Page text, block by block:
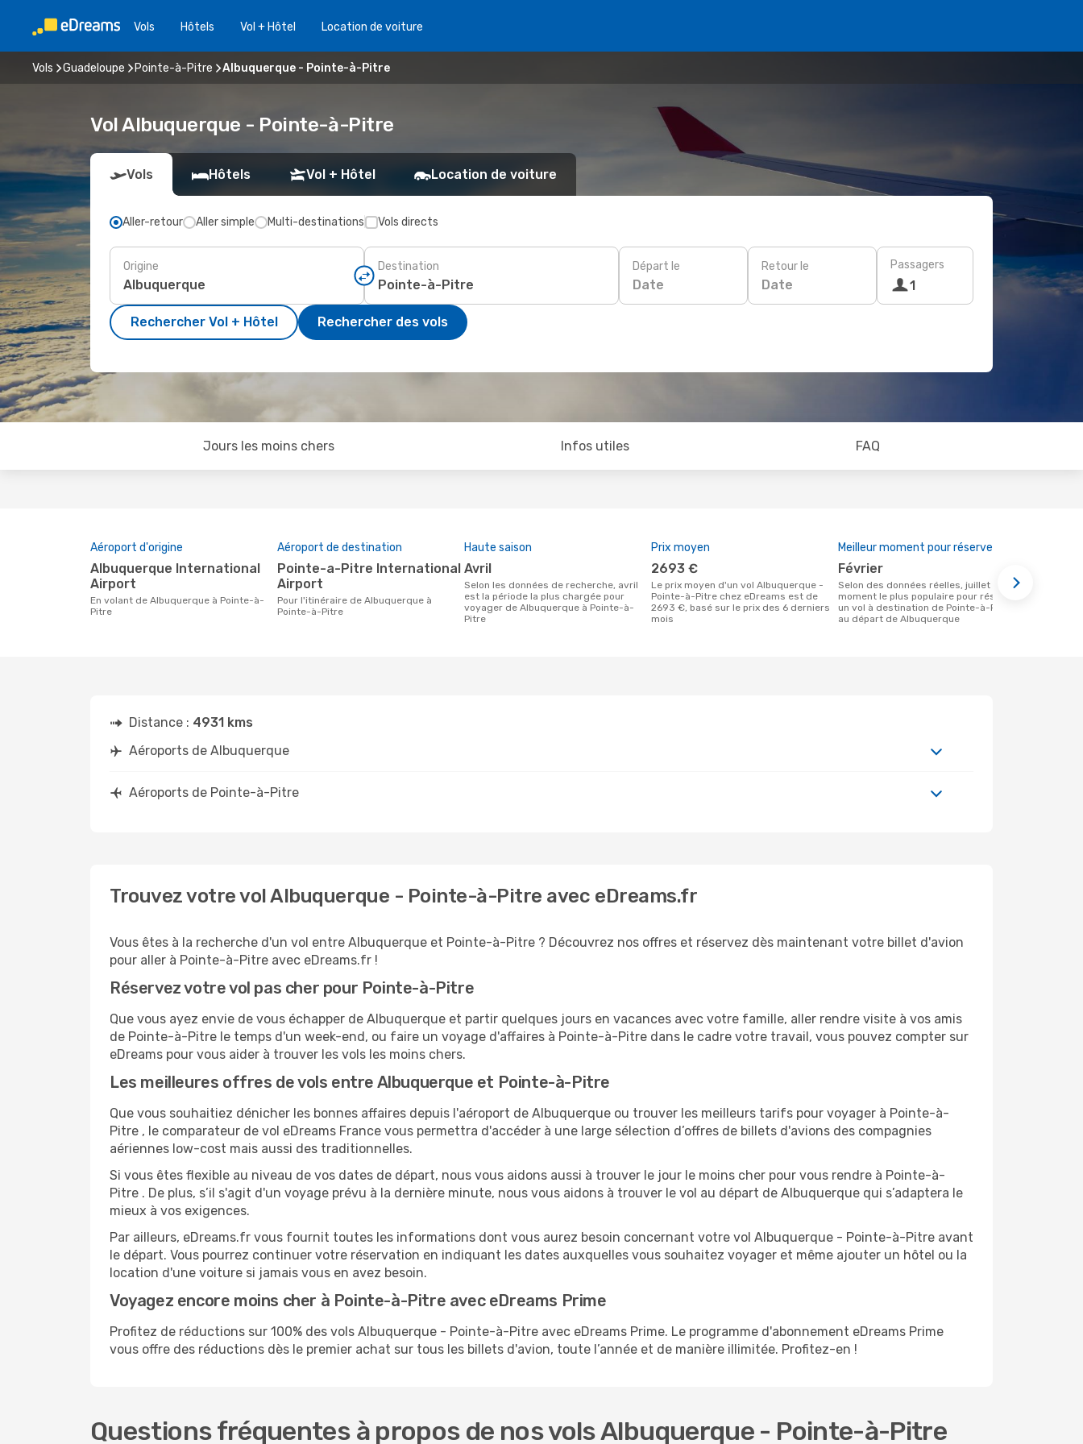
Vols Hôtels Vol + Hôtel Location de voiture
Vols Guadeloupe Pointe-à-Pitre Albuquerque - Pointe-à-Pitre
Vol Albuquerque - Pointe-à-Pitre
Vols Hôtels Vol + Hôtel Location de voiture
Aller-retour Aller simple Multi-destinations Vols directs
Origine Destination Départ le
Date
Retour le
Date
Passagers
1
Rechercher Vol + Hôtel Rechercher des vols
Jours les moins chers Infos utiles FAQ
Aéroport d'origine
Albuquerque International
Airport
En volant de Albuquerque à Pointe-à-
Pitre
Aéroport de destination
Pointe-a-Pitre International
Airport
Pour l'itinéraire de Albuquerque à
Pointe-à-Pitre
Haute saison
avril
Selon les données de recherche, avril
est la période la plus chargée pour
voyager de Albuquerque à Pointe-à-
Pitre
Prix moyen
2693 €
Le prix moyen d'un vol Albuquerque -
Pointe-à-Pitre chez eDreams est de
2693 €, basé sur le prix des 6 derniers
mois
Meilleur moment pour réserver
février
Selon des données réelles, juillet est le
moment le plus populaire pour réserver
un vol à destination de Pointe-à-Pitre
au départ de Albuquerque
Distance : 4931 kms
Aéroports de Albuquerque
Aéroports de Pointe-à-Pitre
Trouvez votre vol Albuquerque - Pointe-à-Pitre avec eDreams.fr
Vous êtes à la recherche d'un vol entre Albuquerque et Pointe-à-Pitre ? Découvrez nos offres et réservez dès maintenant votre billet d'avion
pour aller à Pointe-à-Pitre avec eDreams.fr !
Réservez votre vol pas cher pour Pointe-à-Pitre
Que vous ayez envie de vous échapper de Albuquerque et partir quelques jours en vacances avec votre famille, aller rendre visite à vos amis
de Pointe-à-Pitre le temps d'un week-end, ou faire un voyage d'affaires à Pointe-à-Pitre dans le cadre votre travail, vous pouvez compter sur
eDreams pour vous aider à trouver les vols les moins chers.
Les meilleures offres de vols entre Albuquerque et Pointe-à-Pitre
Que vous souhaitiez dénicher les bonnes affaires depuis l'aéroport de Albuquerque ou trouver les meilleurs tarifs pour voyager à Pointe-à-
Pitre , le comparateur de vol eDreams France vous permettra d'accéder à une large sélection d’offres de billets d'avions des compagnies
aériennes low-cost mais aussi des traditionnelles.
Si vous êtes flexible au niveau de vos dates de départ, nous vous aidons aussi à trouver le jour le moins cher pour vous rendre à Pointe-à-
Pitre . De plus, s’il s'agit d'un voyage prévu à la dernière minute, nous vous aidons à trouver le vol au départ de Albuquerque qui s’adaptera le
mieux à vos exigences.
Par ailleurs, eDreams.fr vous fournit toutes les informations dont vous aurez besoin concernant votre vol Albuquerque - Pointe-à-Pitre avant
le départ. Vous pourrez continuer votre réservation en indiquant les dates auxquelles vous souhaitez voyager et même ajouter un hôtel ou la
location d'une voiture si jamais vous en avez besoin.
Voyagez encore moins cher à Pointe-à-Pitre avec eDreams Prime
Profitez de réductions sur 100% des vols Albuquerque - Pointe-à-Pitre avec eDreams Prime. Le programme d'abonnement eDreams Prime
vous offre des réductions dès le premier achat sur tous les billets d'avion, toute l’année et de manière illimitée. Profitez-en !
Questions fréquentes à propos de nos vols Albuquerque - Pointe-à-Pitre